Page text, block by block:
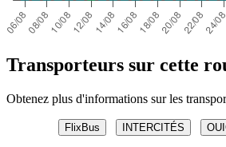
Transporteurs sur cette
Obtenez plus d'informations sur les
FlixBus INTERCITÉS